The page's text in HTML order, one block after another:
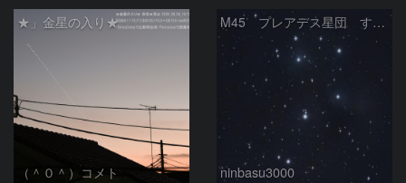
★」金星の入り★
（＾０＾）コメト
M45 プレアデス星団 すばる
ninbasu3000